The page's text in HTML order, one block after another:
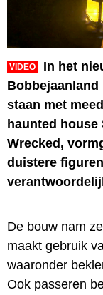
VIDEO
In het
staan met
haunted house
Wrecked,
duistere
De bouw nam
maakt gebruik
waaronder
Ook passeren